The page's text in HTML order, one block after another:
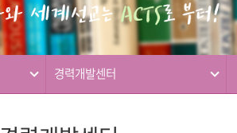
경력개발센터